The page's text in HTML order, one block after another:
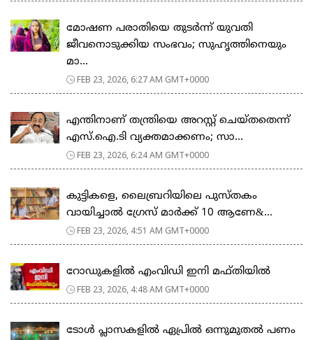
മോഷണ പരാതിയെ തുടര്‍ന്ന് യുവതി
ജീവനൊടുക്കിയ സംഭവം; സുഹൃത്തിനെയും
മാ...
FEB 23, 2026, 6:27 AM GMT+0000
എന്തിനാണ് തന്ത്രിയെ അറസ്റ്റ് ചെയ്തതെന്ന്
എസ്.ഐ.ടി വ്യക്തമാക്കണം; സാ...
FEB 23, 2026, 6:24 AM GMT+0000
കുട്ടികളെ, ലൈബ്രറിയിലെ പുസ്തകം
വായിച്ചാല്‍ ഗ്രേസ് മാര്‍ക്ക് 10 ആണേ&...
FEB 23, 2026, 4:51 AM GMT+0000
റോഡുകളില്‍ എംവിഡി ഇനി മഫ്തിയില്‍
FEB 23, 2026, 4:48 AM GMT+0000
ടോള്‍ പ്ലാസകളില്‍ ഏപ്രില്‍ ഒന്നുമുതല്‍ പണം